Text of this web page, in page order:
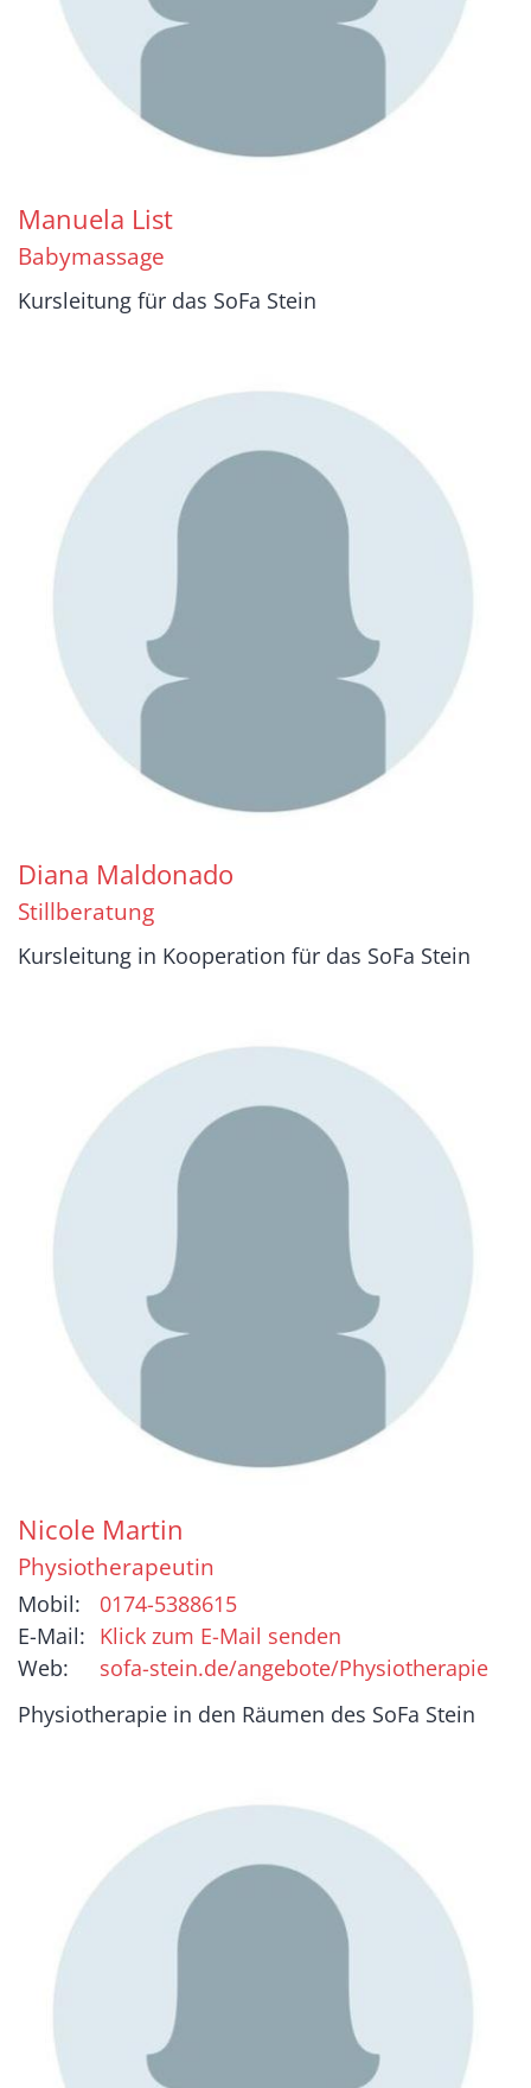
Manuela List
Babymassage
Kursleitung für das SoFa Stein
Diana Maldonado
Stillberatung
Kursleitung in Kooperation für das SoFa Stein
Nicole Martin
Physiotherapeutin
Mobil:
0174-5388615
E-Mail: Klick zum E-Mail senden
Web:
sofa-stein.de/angebote/Physiotherapie
Physiotherapie in den Räumen des SoFa Stein